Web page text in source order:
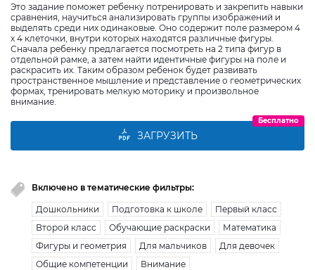
Это задание поможет ребенку потренировать и закрепить навыки
сравнения, научиться анализировать группы изображений и
выделять среди них одинаковые. Оно содержит поле размером 4
х 4 клеточки, внутри которых находятся различные фигуры.
Сначала ребенку предлагается посмотреть на 2 типа фигур в
отдельной рамке, а затем найти идентичные фигуры на поле и
раскрасить их. Таким образом ребенок будет развивать
пространственное мышление и представление о геометрических
формах, тренировать мелкую моторику и произвольное
внимание.
ЗАГРУЗИТЬ
Бесплатно
Включено в тематические фильтры:
Дошкольники Подготовка к школе
Первый класс
Второй класс
Обучающие раскраски
Математика
Фигуры и геометрия
Для мальчиков
Для девочек
Общие компетенции
Внимание